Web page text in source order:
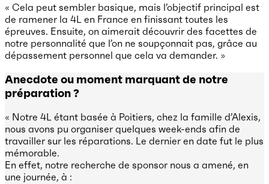
« Cela peut sembler basique, mais l’objectif principal est
de ramener la 4L en France en finissant toutes les
épreuves. Ensuite, on aimerait découvrir des facettes de
notre personnalité que l’on ne soupçonnait pas, grâce au
dépassement personnel que cela va demander. »
Anecdote ou moment marquant de notre
préparation ?
« Notre 4L étant basée à Poitiers, chez la famille d’Alexis,
nous avons pu organiser quelques week-ends afin de
travailler sur les réparations. Le dernier en date fut le plus
mémorable.
En effet, notre recherche de sponsor nous a amené, en
une journée, à :